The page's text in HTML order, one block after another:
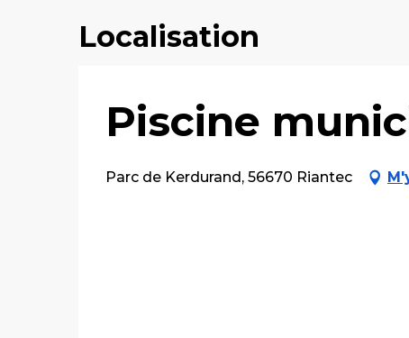
Localisation
Piscine
Parc de Kerdurand, 56670 Riantec